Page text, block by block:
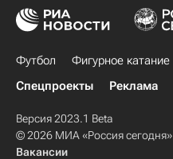
Футбол Фигурное катание
Спецпроекты
Реклама
Версия 2023.1 Beta
© 2026 МИА «Россия сегодня»
Вакансии